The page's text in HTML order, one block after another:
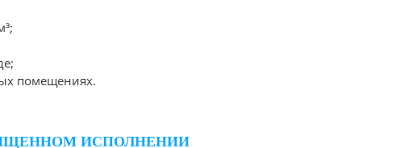
помещениях.
ИСПОЛНЕНИИ